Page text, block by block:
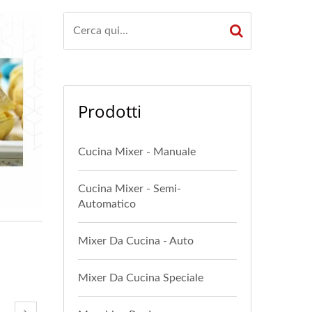
Prodotti
Cucina Mixer - Manuale
Cucina Mixer - Semi-
Automatico
Mixer Da Cucina - Auto
Mixer Da Cucina Speciale